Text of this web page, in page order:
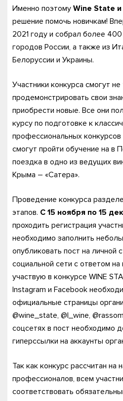
Именно поэтому Wine State и
решение помочь новичкам!
2021 году и собрал более 400
городов России, а также из
Белоруссии и Украины.
Участники конкурса смогут не
продемонстрировать свои
приобрести новые. Все они
курсу по подготовке к
профессиональных
смогут пройти обучение на в
поездка в одно из ведущих
Крыма – «Сатера».
Проведение конкурса
этапов. С 15 ноября по 15
проходить регистрация
необходимо заполнить
опубликовать пост на личной
социальной сети с ответом
участвую в конкурсе WINE
Instagram и Facebook
официальные страницы
@wine_state, @l_wine,
соцсетях в пост необходимо
гиперссылки на аккаунты
Так как конкурс рассчитан на
профессионалов, всем
соответствовать